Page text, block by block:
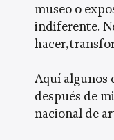
museo o
indiferente.
Aquí algunos
después de
nacional de